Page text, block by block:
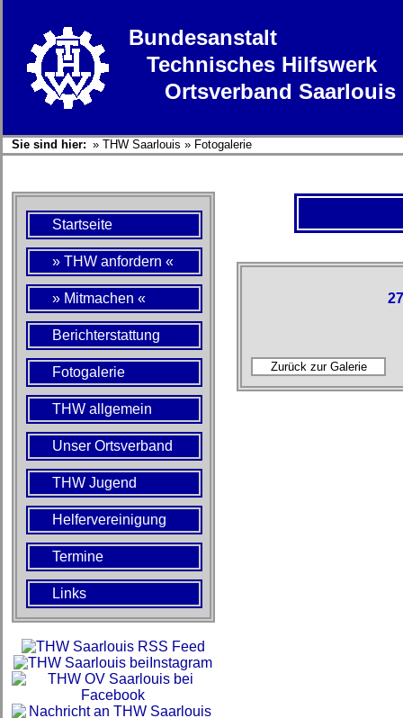
Bundesanstalt
Technisches Hilfswerk
Ortsverband Saarlouis
Sie sind hier: » THW Saarlouis » Fotogalerie
Startseite
» THW anfordern «
» Mitmachen «
Berichterstattung
Fotogalerie
THW allgemein
Unser Ortsverband
THW Jugend
Helfervereinigung
Termine
Links